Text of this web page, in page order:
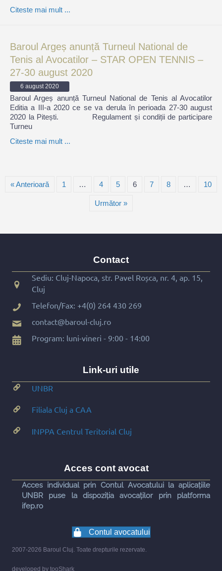
Citeste mai mult ...
Baroul Argeș anunță Turneul National de
Tenis al Avocatilor – STAR OPEN TENNIS –
27-30 august 2020
6 august 2020
Baroul Argeș anunță Turneul National de Tenis al Avocatilor
Editia a III-a 2020 ce se va derula în perioada 27-30 august
2020 la Pitești. Regulament și condiții de participare
Turneu
Citeste mai mult ...
« Anterioară 1 … 4 5 6 7 8 … 10
Următor »
Contact
Sediu: Cluj-Napoca, str. Pavel Roșca, nr. 4, ap. 15,
Cluj
Telefon/Fax: +4(0) 264 430 269
contact@baroul-cluj.ro
Program: luni-vineri - 9:00 - 14:00
Link-uri utile
UNBR
Filiala Cluj a CAA
INPPA Centrul Teritorial Cluj
Acces cont avocat
Acces individual prin Contul Avocatului la aplicațiile
UNBR puse la dispoziția avocaților prin platforma
ifep.ro
Contul avocatului
2007-2026 Baroul Cluj. Toate drepturile rezervate.
developed by tooShark